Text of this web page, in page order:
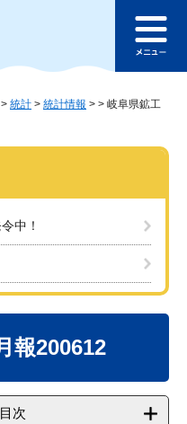
文へ
ュ
> 統計 > 統計情報 > > 岐阜県鉱工
中！
報200612
次